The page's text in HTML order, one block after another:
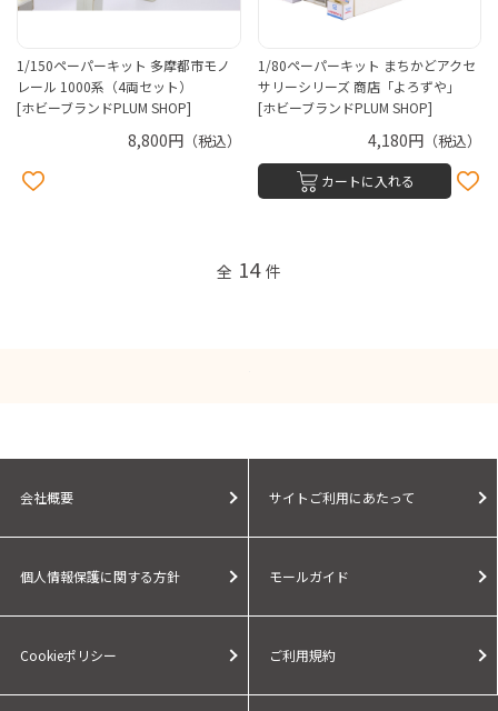
1/150ペーパーキット 多摩都市モノ
レール 1000系（4両セット）
[ホビーブランドPLUM SHOP]
8,800円（税込）
1/80ペーパーキット まちかどアクセ
サリーシリーズ 商店「よろずや」
[ホビーブランドPLUM SHOP]
4,180円 （税込）
カートに入れる
全 14 件
会社概要 サイトご利用にあたって
個人情報保護に関する方針 モールガイド
Cookieポリシー ご利用規約